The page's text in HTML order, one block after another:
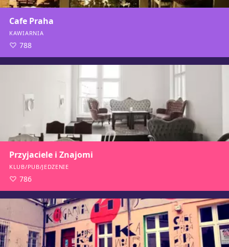
Cafe Praha
KAWIARNIA
788
Przyjaciele i Znajomi
KLUB/PUB/JEDZENIE
786